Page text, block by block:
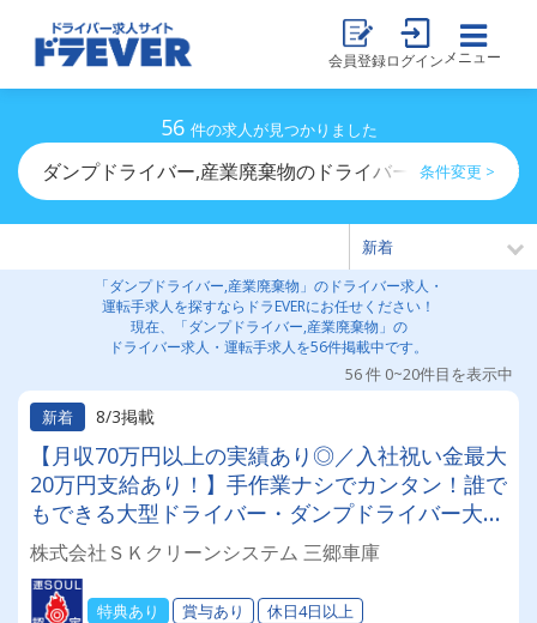
会員登録ログイン メニュー
56 件の求人が見つかりました
ダンプドライバー,産業廃棄物のドライバー求人・運転手
条件変更 >
「ダンプドライバー,産業廃棄物」のドライバー求人・
運転手求人を探すならドラEVERにお任せください！
現在、「ダンプドライバー,産業廃棄物」の
ドライバー求人・運転手求人を56件掲載中です。
56 件 0~20件目を表示中
新着
8/3掲載
【月収70万円以上の実績あり◎／入社祝い金最大
20万円支給あり！】手作業ナシでカンタン！誰で
もできる大型ドライバー・ダンプドライバー大募
集★【数時間のお試しで日給1万円で体験入社あ
り！】大型免許を活かして、もっとラクに稼ぎま
せんか？✨
株式会社ＳＫクリーンシステム 三郷車庫
特典あり 賞与あり 休日4日以上